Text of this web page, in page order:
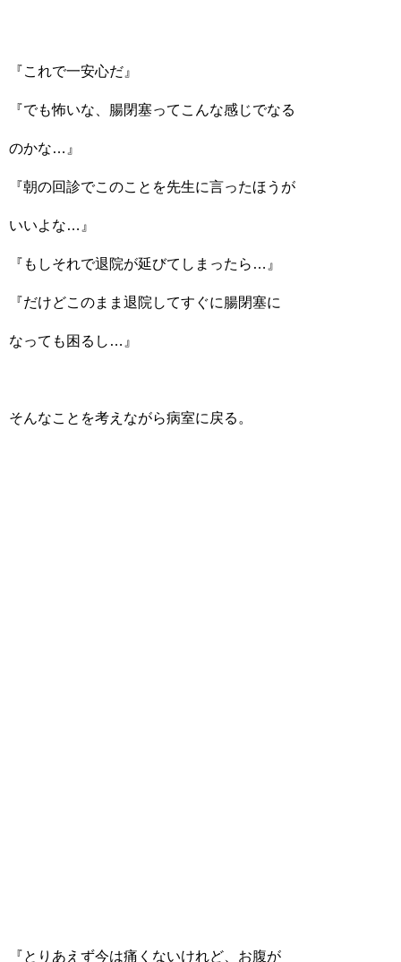
『これで一安心だ』
『でも怖いな、腸閉塞ってこんな感じでなる
のかな…』
『朝の回診でこのことを先生に言ったほうが
いいよな…』
『もしそれで退院が延びてしまったら…』
『だけどこのまま退院してすぐに腸閉塞に
なっても困るし…』
そんなことを考えながら病室に戻る。
『とりあえず今は痛くないけれど、お腹が